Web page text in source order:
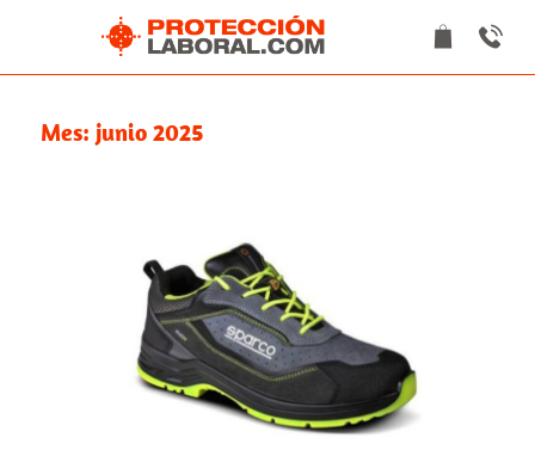
contenidoBlog
de
Laboral
Blog
Protección
Mes: junio 2025